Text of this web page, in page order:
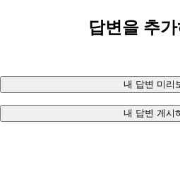
답변을 추
내 답변 미리
내 답변 게시